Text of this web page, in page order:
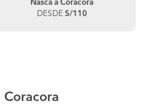
Nasca a Coracora
DESDE S/110
Coracora